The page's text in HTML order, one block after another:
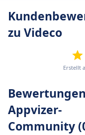
zu Videco
Erstellt
Appvizer-
Community